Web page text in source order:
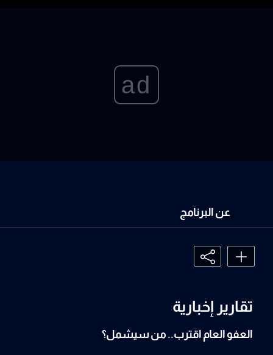
ad
عن البرنامج
تقارير إخبارية
العفو العام اقترب.. من سيشمل؟